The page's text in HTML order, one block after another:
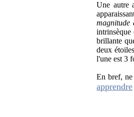
Une autre
magnitude
brillante
deux
l'une est 3
En bref, ne
apprendre